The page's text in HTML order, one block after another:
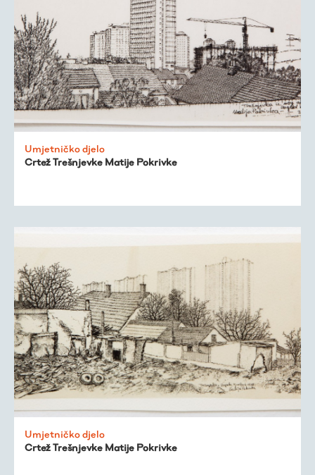
Umjetničko djelo
Crtež Trešnjevke Matije Pokrivke
Umjetničko djelo
Crtež Trešnjevke Matije Pokrivke